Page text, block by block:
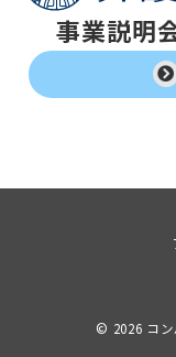
事業説明
© 2026 コ